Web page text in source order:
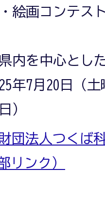
絵画コンテス
内を中心とし
年7月20日（
）
団法人つくば
リンク）